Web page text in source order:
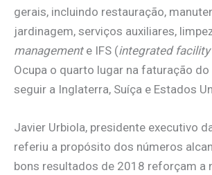
gerais, incluindo restauração,
jardinagem, serviços auxiliares,
managemente IFS (integrated
Ocupa o quarto lugar na faturação do
seguir a Inglaterra, Suíça e Estados
Javier Urbiola, presidente executivo
referiu a propósito dos números
bons resultados de 2018 reforçam a